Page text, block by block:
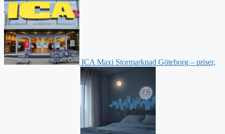
ICA Maxi Stormarknad Göteborg – priser,